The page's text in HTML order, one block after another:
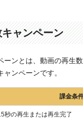
ャンペーン
ーンとは、動画の再生
ンペーンです。
課金条
秒の再生または再生完了